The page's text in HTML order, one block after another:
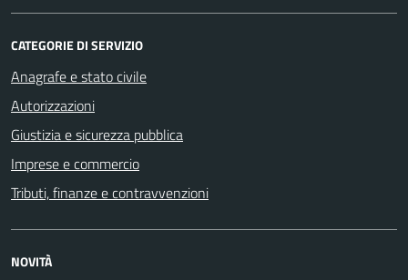
CATEGORIE DI SERVIZIO
Anagrafe e stato civile
Autorizzazioni
Giustizia e sicurezza pubblica
Imprese e commercio
Tributi, finanze e contravvenzioni
NOVITÀ